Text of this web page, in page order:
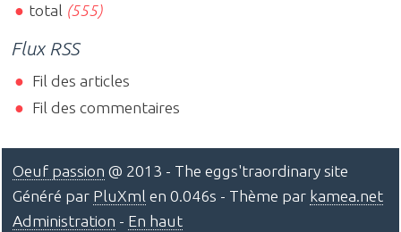
total (555)
Flux RSS
Fil des articles
Fil des commentaires
Oeuf passion @ 2013 - The eggs'traordinary site
Généré par PluXml en 0.046s - Thème par kamea.net
Administration - En haut